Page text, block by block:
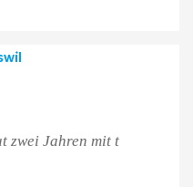
zwei Jahren mit t